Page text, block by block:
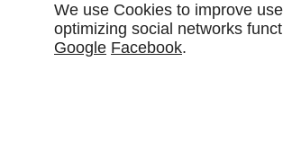
We use Cookies to improve
optimizing social networks
Google Facebook.